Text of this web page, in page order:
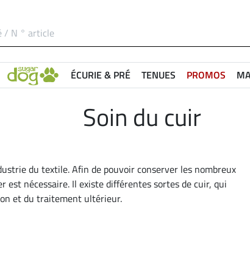
ÉCURIE & PRÉ TENUES PROMOS
Soin du cuir
du textile. Afin de pouvoir conserver les nombreux
nécessaire. Il existe différentes sortes de cuir, qui
et du traitement ultérieur.